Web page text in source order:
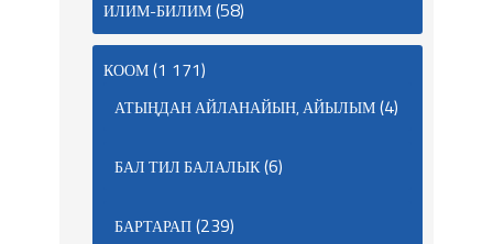
ИЛИМ-БИЛИМ(58)
КООМ(1 171)
АТЫҢДАН АЙЛАНАЙЫН, АЙЫЛЫМ(4)
БАЛ ТИЛ БАЛАЛЫК(6)
БАРТАРАП(239)